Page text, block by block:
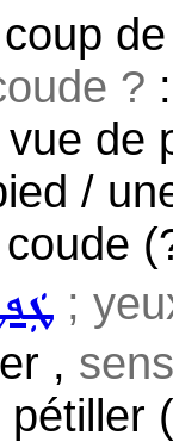
?
de
/
;
,
pétiller